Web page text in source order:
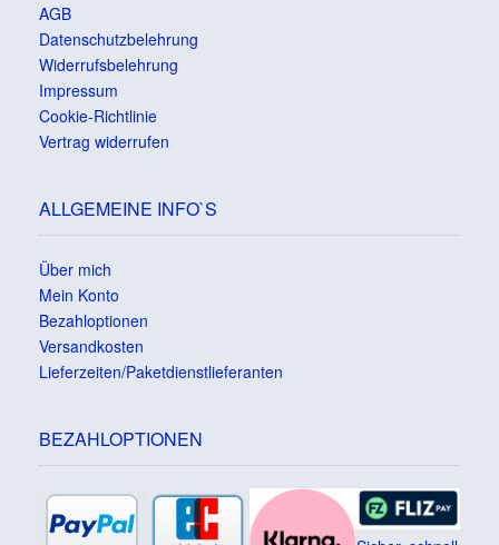
AGB
Datenschutzbelehrung
Widerrufsbelehrung
Impressum
Cookie-Richtlinie
Vertrag widerrufen
ALLGEMEINE INFO`S
Über mich
Mein Konto
Bezahloptionen
Versandkosten
Lieferzeiten/Paketdienstlieferanten
BEZAHLOPTIONEN